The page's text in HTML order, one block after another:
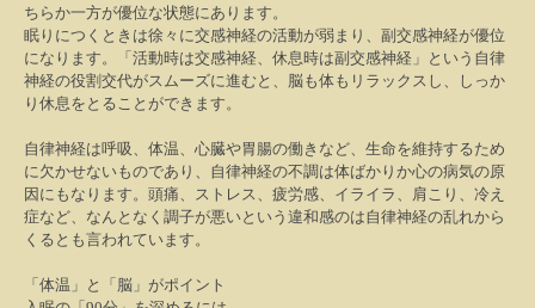
ちらか一方が優位な状態にあります。
眠りにつくときは徐々に交感神経の活動が弱まり、副交感神経が優位
になります。「活動時は交感神経、休息時は副交感神経」という自律
神経の役割交代がスムーズに進むと、脳も体もリラックスし、しっか
り休息をとることができます。
自律神経は呼吸、体温、心臓や胃腸の働きなど、生命を維持するため
に欠かせないものであり、自律神経の不調は体ばかりか心の病気の原
因にもなります。頭痛、ストレス、疲労感、イライラ、肩こり、冷え
症など、なんとなく調子が悪いという違和感のは自律神経の乱れから
くるとも言われています。
「体温」と「脳」がポイント